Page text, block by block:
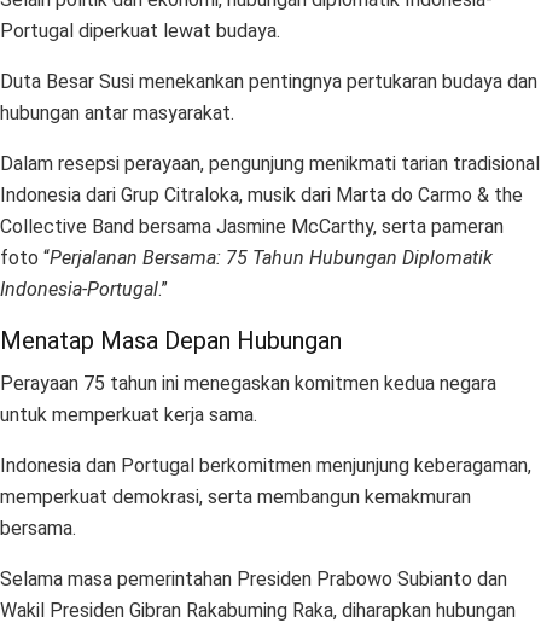
Portugal diperkuat lewat budaya.
Duta Besar Susi menekankan pentingnya pertukaran budaya dan
hubungan antar masyarakat.
Dalam resepsi perayaan, pengunjung menikmati tarian tradisional
Indonesia dari Grup Citraloka, musik dari Marta do Carmo & the
Collective Band bersama Jasmine McCarthy, serta pameran
foto “Perjalanan Bersama: 75 Tahun Hubungan Diplomatik
Indonesia-Portugal.”
Menatap Masa Depan Hubungan
Perayaan 75 tahun ini menegaskan komitmen kedua negara
untuk memperkuat kerja sama.
Indonesia dan Portugal berkomitmen menjunjung keberagaman,
memperkuat demokrasi, serta membangun kemakmuran
bersama.
Selama masa pemerintahan Presiden Prabowo Subianto dan
Wakil Presiden Gibran Rakabuming Raka, diharapkan hubungan